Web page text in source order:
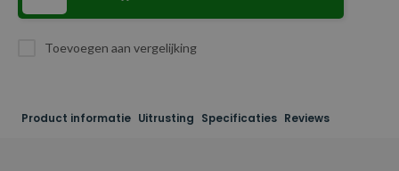
Toevoegen aan vergelijking
Product informatie Uitrusting Specificaties Reviews